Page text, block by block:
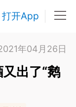
打开App
年04月26日
出了“鹅